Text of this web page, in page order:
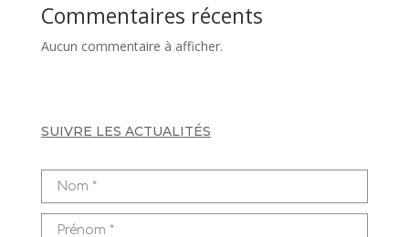
Commentaires récents
Aucun commentaire à afficher.
SUIVRE LES ACTUALITÉS